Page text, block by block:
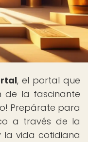
, el portal que
de la fascinante
Prepárate para
a través de la
vida cotidiana